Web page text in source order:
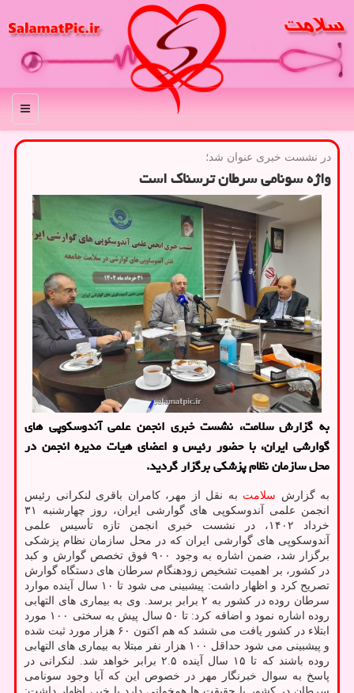
منو
در نشست خبری عنوان شد؛
واژه سونامی سرطان ترسناک است
به گزارش سلامت، نشست خبری انجمن علمی آندوسکوپی های
گوارشی ایران، با حضور رئیس و اعضای هیات مدیره انجمن در
محل سازمان نظام پزشکی برگزار گردید.
به گزارش سلامت به نقل از مهر، کامران باقری لنکرانی رئیس
انجمن علمی آندوسکوپی های گوارشی ایران، روز چهارشنبه ۳۱
خرداد ۱۴۰۲، در نشست خبری انجمن تازه تأسیس علمی
آندوسکوپی های گوارشی ایران که در محل سازمان نظام پزشکی
برگزار شد، ضمن اشاره به وجود ۹۰۰ فوق تخصص گوارش و کبد
در کشور، بر اهمیت تشخیص زودهنگام سرطان های دستگاه گوارش
تصریح کرد و اظهار داشت: پیشبینی می شود تا ۱۰ سال آینده موارد
سرطان روده در کشور به ۲ برابر برسد. وی به بیماری های التهابی
روده اشاره نمود و اضافه کرد: تا ۵۰ سال پیش به سختی ۱۰۰ مورد
ابتلاء در کشور یافت می ششد که هم اکنون ۶۰ هزار مورد ثبت شده
و پیشبینی می شود حداقل ۱۰۰ هزار نفر مبتلا به بیماری های التهابی
روده باشند که تا ۱۵ سال آینده ۲.۵ برابر خواهد شد. لنکرانی در
پاسخ به سوال خبرنگار مهر در خصوص این که آیا وجود سونامی